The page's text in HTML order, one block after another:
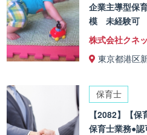
企業主導型保
模 未経験可
株式会社クネ
東京都港区
保育士
【2082】【保
保育士業務●